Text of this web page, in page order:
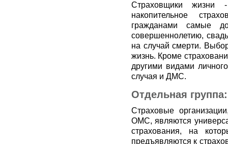
Страховщики жизни
накопительное
гражданами самые
совершеннолетию,
на случай смерти.
жизнь. Кроме
другими видами
случая и ДМС.
Отдельная
Страховые
ОМС, являются
страхования, на
предъявляются к